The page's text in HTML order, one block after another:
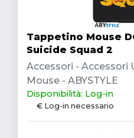
Tappetino Mouse
Suicide Squad 2
Accessori - Accessori
Mouse - ABYSTYLE
Disponibilità: Log-in
€ Log-in necessario